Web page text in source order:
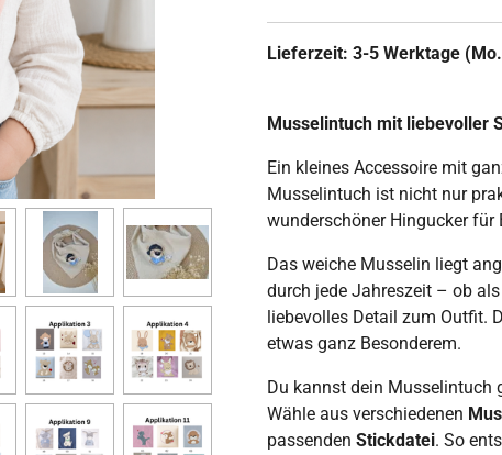
Lieferzeit: 3-5 Werktage
Musselintuch mit liebevoller
Ein kleines Accessoire mit
Musselintuch ist nicht nur
wunderschöner Hingucker für
Das weiche Musselin liegt
durch jede Jahreszeit – ob
liebevolles Detail zum Outfit.
etwas ganz Besonderem.
Du kannst dein Musselintuch
Wähle aus verschiedenen
passenden Stickdatei. So